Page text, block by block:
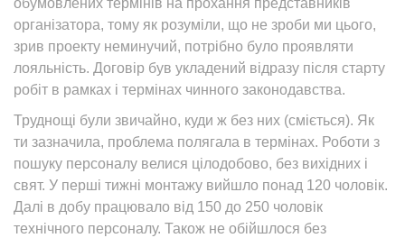
організатора, тому як розуміли, що не зроби ми цього,
зрив проекту неминучий, потрібно було проявляти
лояльність. Договір був укладений відразу після старту
робіт в рамках і термінах чинного законодавства.
Труднощі були звичайно, куди ж без них (сміється). Як
ти зазначила, проблема полягала в термінах. Роботи з
пошуку персоналу велися цілодобово, без вихідних і
свят. У перші тижні монтажу вийшло понад 120 чоловік.
Далі в добу працювало від 150 до 250 чоловік
технічного персоналу. Також не обійшлося без